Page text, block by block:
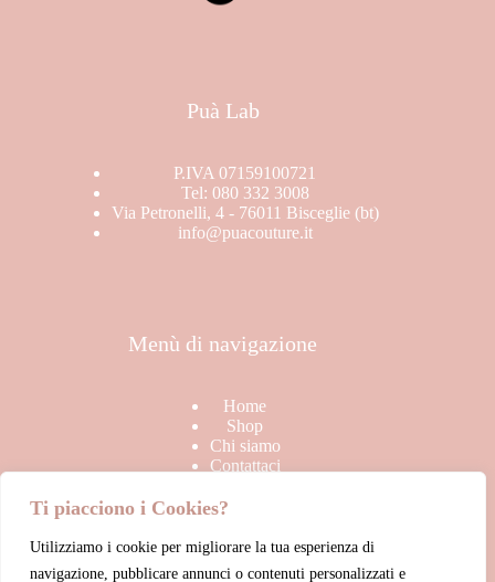
Ti piacciono i Cookies?
Utilizziamo i cookie per migliorare la tua esperienza di
navigazione, pubblicare annunci o contenuti personalizzati e
Uncategorized
Puà Lab
P.IVA 07159100721
Tel: 080 332 3008
Via Petronelli, 4 - 76011 Bisceglie (bt)
info@puacouture.it
Menù di navigazione
Home
Shop
Chi siamo
Contattaci
Link Utili